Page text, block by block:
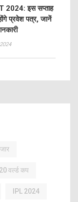
2024: इस सप्ताह
प्रवेश पत्र, जानें
वर्ल्ड कप
IPL 2024